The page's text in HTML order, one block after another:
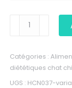
Catégories :
diététiques chat
UGS : HCN037-